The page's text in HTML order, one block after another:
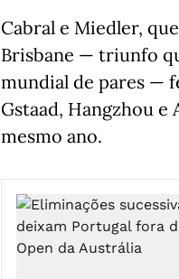
Cabral e Miedler,
Brisbane — triunfo
mundial de pares —
Gstaad, Hangzhou
mesmo ano.